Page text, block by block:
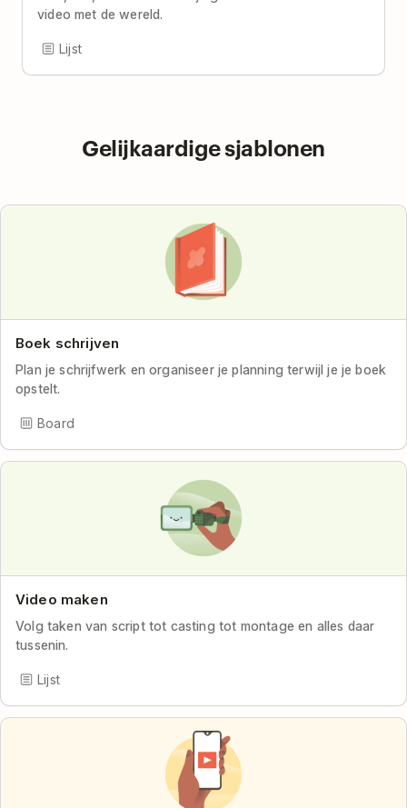
video met de wereld.
Lijst
Gelijkaardige sjablonen
Boek schrijven
Plan je schrijfwerk en organiseer je planning terwijl je je boek
opstelt.
Board
Video maken
Volg taken van script tot casting tot montage en alles daar
tussenin.
Lijst